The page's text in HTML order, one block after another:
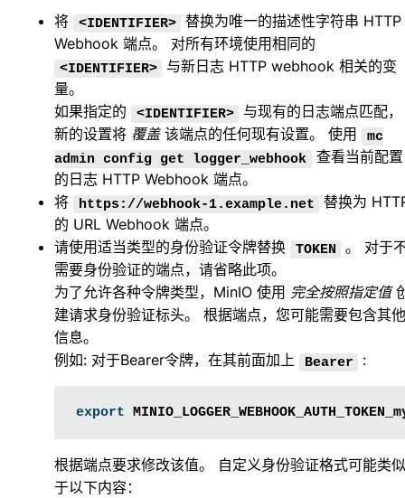
将 <IDENTIFIER>
替换为唯一的描述性字符串 HTTP
Webhook 端点。 对所有环境使用相同的
<IDENTIFIER>
与新日志 HTTP webhook 相关的变
量。
如果指定的
<IDENTIFIER>
与现有的日志端点匹配，
新的设置将 覆盖该端点的任何现有设置。 使用
mc
admin config get logger_webhook
查看当前配置
的日志 HTTP Webhook 端点。
将
https://webhook-1.example.net
替换为
的 URL Webhook 端点。
请使用适当类型的身份验证令牌替换
TOKEN
。 对于
需要身份验证的端点，请省略此项。
为了允许各种令牌类型，MinIO 使用 完全按照指定值
建请求身份验证标头。 根据端点，您可能需要包含其他
信息。
例如: 对于Bearer令牌，在其前面加上
Bearer :
export
根据端点要求修改该值。 自定义身份验证格式可能类似
于以下内容：